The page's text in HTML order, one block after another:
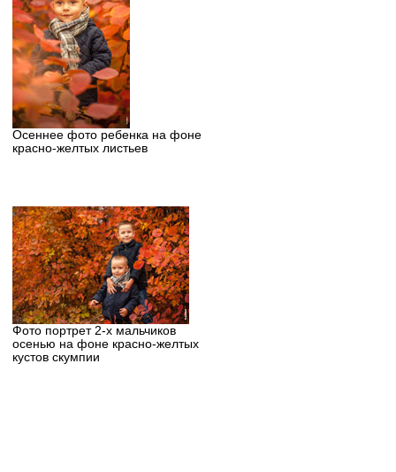
Осеннее фото ребенка на фоне
красно-желтых листьев
Фото портрет 2-х мальчиков
осенью на фоне красно-желтых
кустов скумпии